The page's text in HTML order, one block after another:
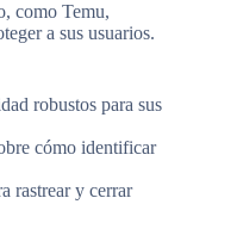
como Temu,
a sus usuarios.
robustos para sus
cómo identificar
rastrear y cerrar